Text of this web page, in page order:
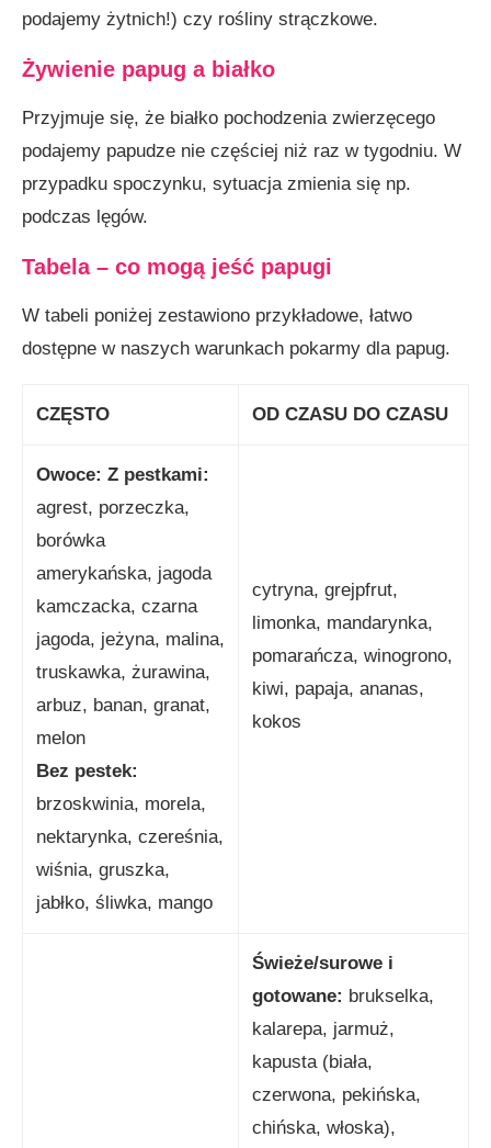
podajemy żytnich!) czy rośliny strączkowe.
Żywienie papug a białko
Przyjmuje się, że białko pochodzenia zwierzęcego
podajemy papudze nie częściej niż raz w tygodniu. W
przypadku spoczynku, sytuacja zmienia się np.
podczas lęgów.
Tabela – co mogą jeść papugi
W tabeli poniżej zestawiono przykładowe, łatwo
dostępne w naszych warunkach pokarmy dla papug.
CZĘSTO OD CZASU DO CZASU
Owoce: Z pestkami:
agrest, porzeczka,
borówka
amerykańska, jagoda
kamczacka, czarna
jagoda, jeżyna, malina,
truskawka, żurawina,
arbuz, banan, granat,
melon
Bez pestek:
brzoskwinia, morela,
nektarynka, czereśnia,
wiśnia, gruszka,
jabłko, śliwka, mango
cytryna, grejpfrut,
limonka, mandarynka,
pomarańcza, winogrono,
kiwi, papaja, ananas,
kokos
Świeże/surowe i
gotowane: brukselka,
kalarepa, jarmuż,
kapusta (biała,
czerwona, pekińska,
chińska, włoska),